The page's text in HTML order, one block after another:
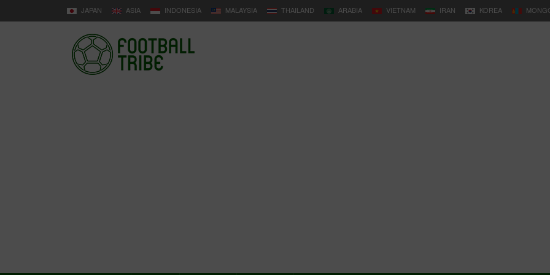
JAPAN ASIA INDONESIA MALAYSIA THAILAND ARABIA VIETNAM IRAN KOREA